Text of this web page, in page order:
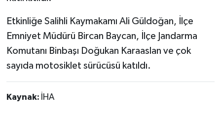
Etkinliğe Salihli Kaymakamı Ali Güldoğan, İlçe
Emniyet Müdürü Bircan Baycan, İlçe Jandarma
Komutanı Binbaşı Doğukan Karaaslan ve çok
sayıda motosiklet sürücüsü katıldı.
Kaynak: İHA